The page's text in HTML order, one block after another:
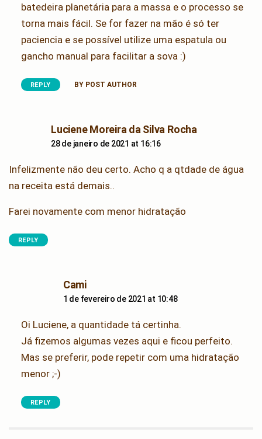
batedeira planetária para a massa e o processo se
torna mais fácil. Se for fazer na mão é só ter
paciencia e se possível utilize uma espatula ou
gancho manual para facilitar a sova :)
REPLY BY POST AUTHOR
Luciene Moreira da Silva Rochasays:
28 de janeiro de 2021 at 16:16
Infelizmente não deu certo. Acho q a qtdade de água
na receita está demais..
Farei novamente com menor hidratação
REPLY
Camisays:
1 de fevereiro de 2021 at 10:48
Oi Luciene, a quantidade tá certinha.
Já fizemos algumas vezes aqui e ficou perfeito.
Mas se preferir, pode repetir com uma hidratação
menor ;-)
REPLY